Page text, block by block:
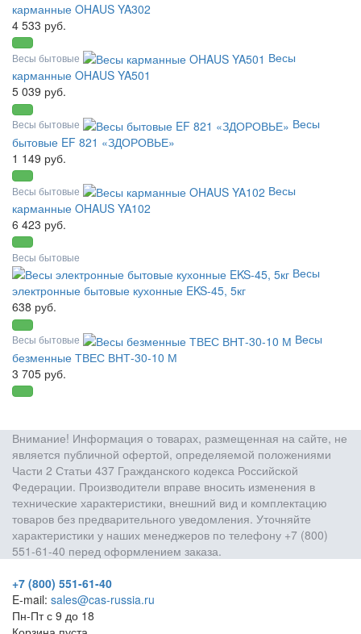
карманные OHAUS YA302
4 533 руб.
Весы бытовые
Весы
карманные OHAUS YA501
5 039 руб.
Весы бытовые
Весы
бытовые EF 821 «ЗДОРОВЬЕ»
1 149 руб.
Весы бытовые
Весы
карманные OHAUS YA102
6 423 руб.
Весы бытовые
Весы
электронные бытовые кухонные EKS-45, 5кг
638 руб.
Весы бытовые
Весы
безменные ТВЕС ВНТ-30-10 М
3 705 руб.
Внимание! Информация о товарах, размещенная на сайте, не
является публичной офертой, определяемой положениями
Части 2 Статьи 437 Гражданского кодекса Российской
Федерации. Производители вправе вносить изменения в
технические характеристики, внешний вид и комплектацию
товаров без предварительного уведомления. Уточняйте
характеристики у наших менеджеров по телефону +7 (800)
551-61-40 перед оформлением заказа.
+7 (800) 551-61-40
E-mail: sales@cas-russia.ru
Пн-Пт с 9 до 18